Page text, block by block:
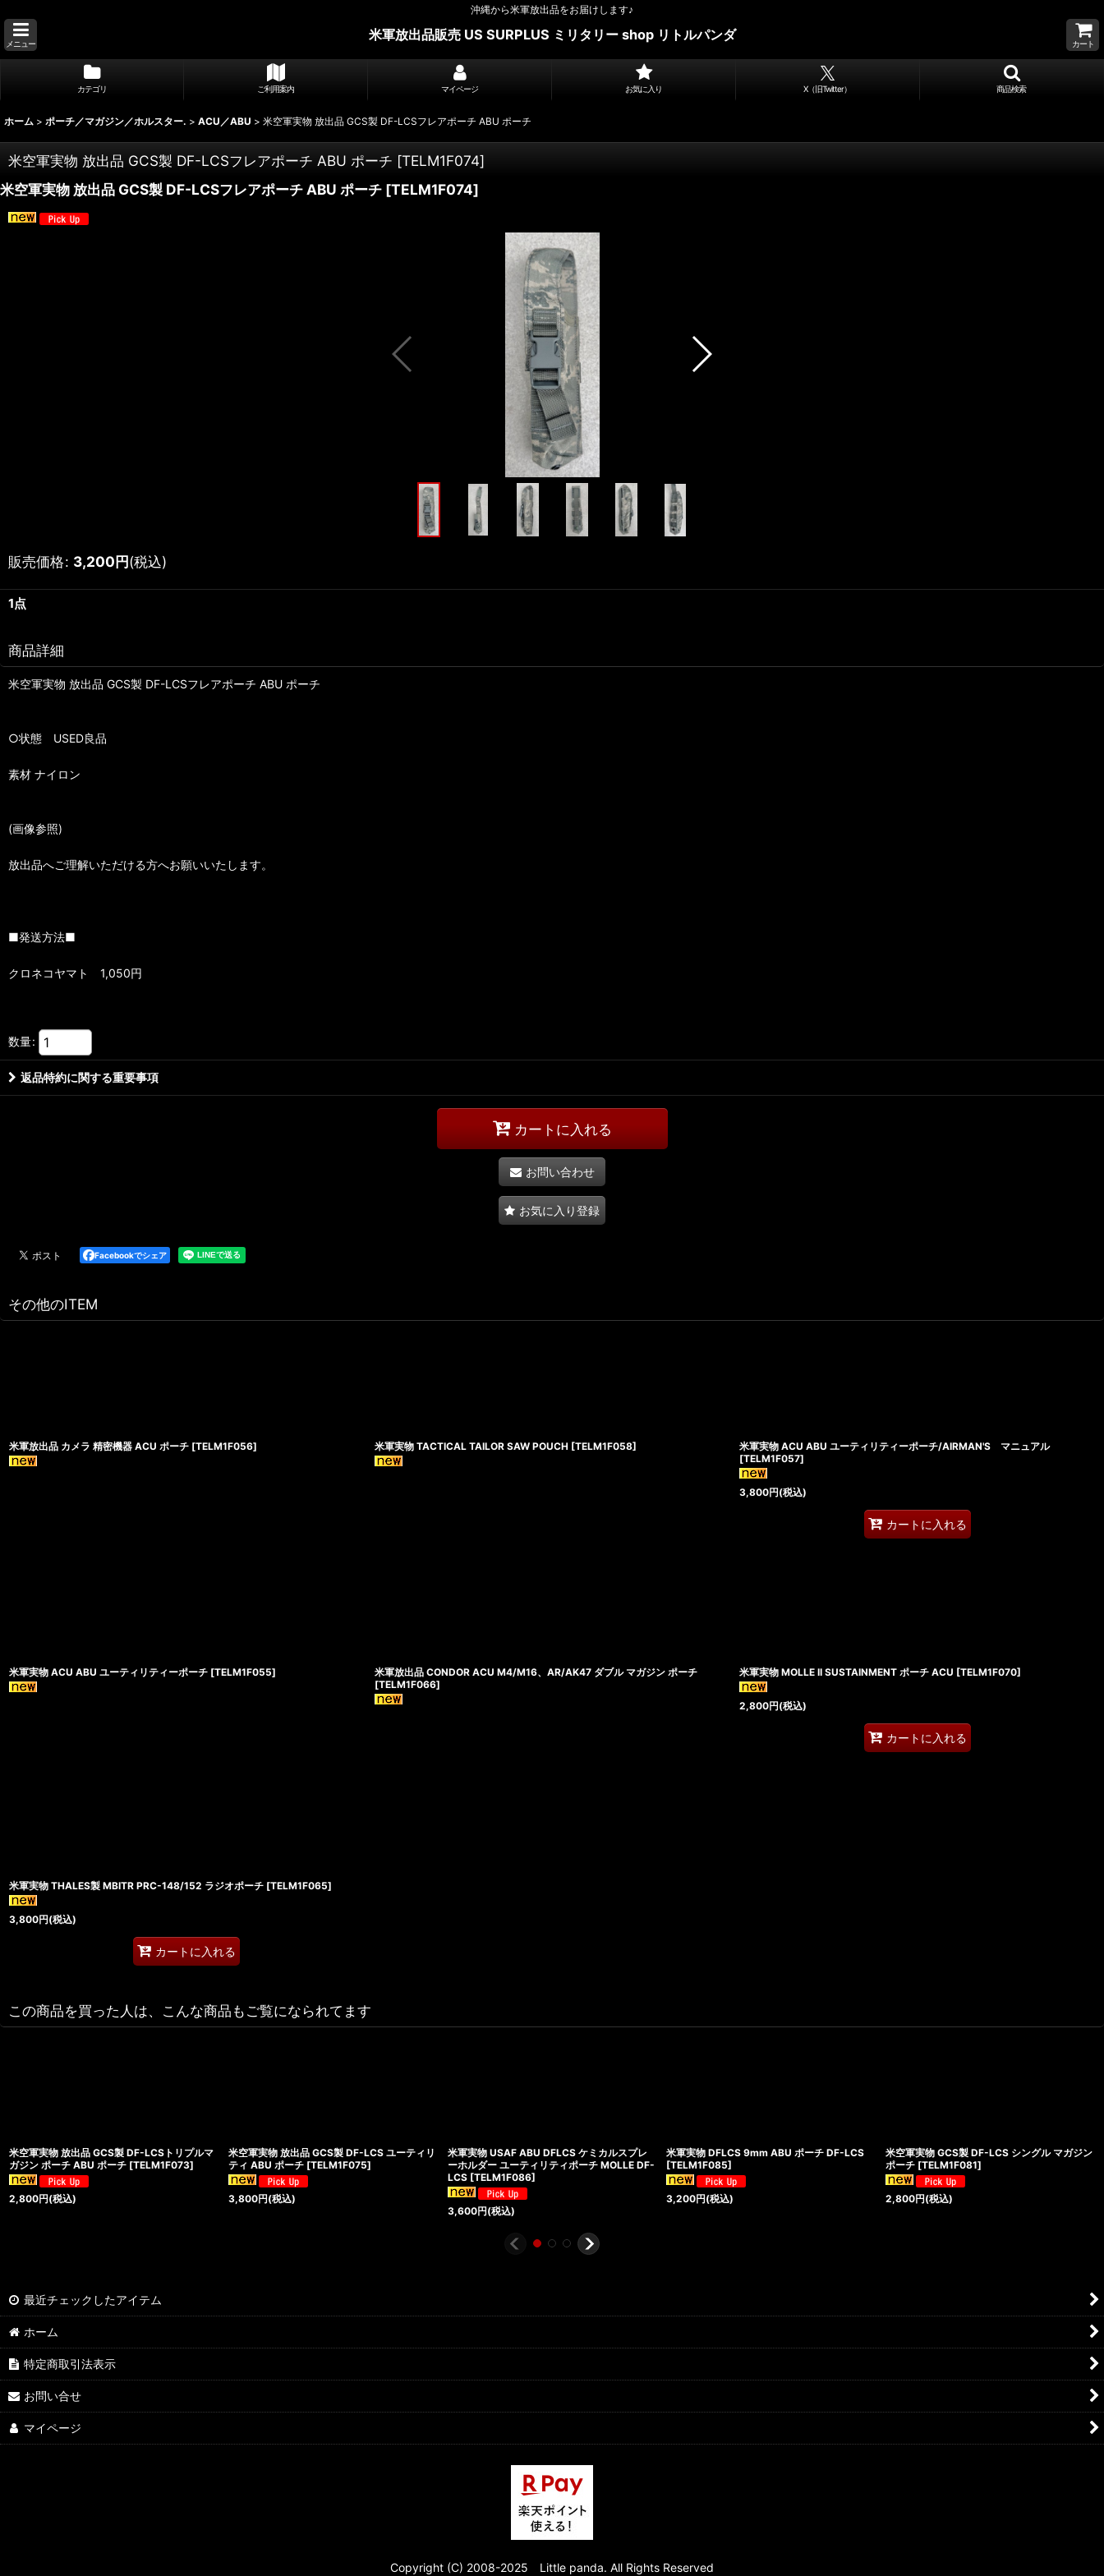
沖縄から米軍放出品をお届けします♪
メニュー
米軍放出品販売 US SURPLUS ミリタリー shop リトルパンダ
カート
カテゴリ ご利用案内 マイページ お気に入り X（旧Twitter） 商品検索
ホーム > ポーチ／マガジン／ホルスター. > ACU／ABU > 米空軍実物 放出品 GCS製 DF-LCSフレアポーチ ABU ポーチ
米空軍実物 放出品 GCS製 DF-LCSフレアポーチ ABU ポーチ [TELM1F074]
米空軍実物 放出品 GCS製 DF-LCSフレアポーチ ABU ポーチ [TELM1F074]
販売価格: 3,200円(税込)
1点
商品詳細
米空軍実物 放出品 GCS製 DF-LCSフレアポーチ ABU ポーチ
○状態 USED良品
素材 ナイロン
(画像参照)
放出品へご理解いただける方へお願いいたします。
■発送方法■
クロネコヤマト 1,050円
数量:
返品特約に関する重要事項
カートに入れる
お問い合わせ
お気に入り登録
Facebookでシェア
その他のITEM
米軍放出品 カメラ 精密機器 ACU ポーチ [TELM1F056] 米軍実物 TACTICAL TAILOR SAW POUCH [TELM1F058]
米軍実物 ACU ABU ユーティリティーポーチ/AIRMAN'S マニュアル
[TELM1F057]
3,800円(税込)
カートに入れる
米軍実物 ACU ABU ユーティリティーポーチ [TELM1F055]
米軍放出品 CONDOR ACU M4/M16、AR/AK47 ダブル マガジン ポーチ
[TELM1F066]
米軍実物 MOLLE II SUSTAINMENT ポーチ ACU [TELM1F070]
2,800円(税込)
カートに入れる
米軍実物 THALES製 MBITR PRC-148/152 ラジオポーチ [TELM1F065]
3,800円(税込)
カートに入れる
この商品を買った人は、こんな商品もご覧になられてます
米空軍実物 放出品 GCS製 DF-LCSトリプルマ
ガジン ポーチ ABU ポーチ [TELM1F073]
2,800円(税込)
米空軍実物 放出品 GCS製 DF-LCS ユーティリ
ティ ABU ポーチ [TELM1F075]
3,800円(税込)
米軍実物 USAF ABU DFLCS ケミカルスプレ
ーホルダー ユーティリティポーチ MOLLE DF-
LCS [TELM1F086]
3,600円(税込)
米軍実物 DFLCS 9mm ABU ポーチ DF-LCS
[TELM1F085]
3,200円(税込)
米空軍実物 GCS製 DF-LCS シングル マガジン
ポーチ [TELM1F081]
2,800円(税込)
最近チェックしたアイテム
ホーム
特定商取引法表示
お問い合せ
マイページ
Copyright (C) 2008-2025 Little panda. All Rights Reserved